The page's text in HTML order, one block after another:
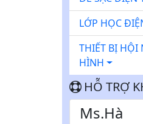
LỚP HỌC
THIẾT BỊ HỘI
HÌNH
HỖ TRỢ
Ms.Hà